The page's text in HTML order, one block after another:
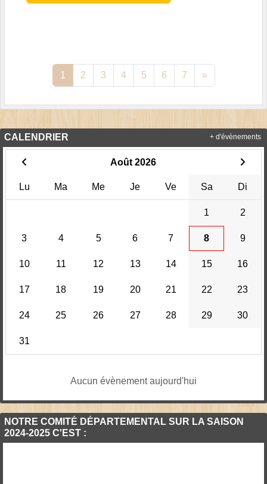
1 2 3 4 5 6 7 »
CALENDRIER
Août 2026
Lu Ma Me Je Ve Sa Di
1 2
3 4 5 6 7 8 9
10 11 12 13 14 15 16
17 18 19 20 21 22 23
24 25 26 27 28 29 30
31
Aucun évènement aujourd'hui
+ d'évènements
NOTRE COMITÉ DÉPARTEMENTAL SUR LA SAISON
2024-2025 C'EST :